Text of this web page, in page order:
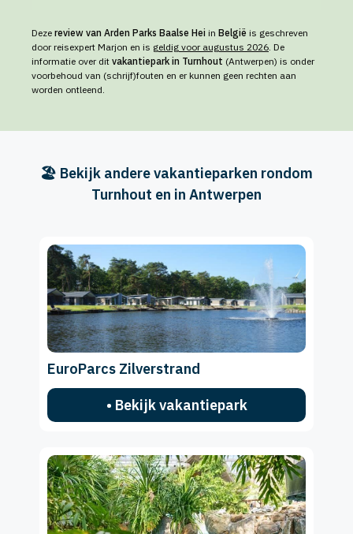
Deze review van Arden Parks Baalse Hei in België is geschreven
door reisexpert Marjon en is geldig voor augustus 2026 . De
informatie over dit vakantiepark in Turnhout (Antwerpen) is onder
voorbehoud van (schrijf)fouten en er kunnen geen rechten aan
worden ontleend.
🏖️ Bekijk andere vakantieparken rondom
Turnhout en in Antwerpen
EuroParcs Zilverstrand
• Bekijk vakantiepark